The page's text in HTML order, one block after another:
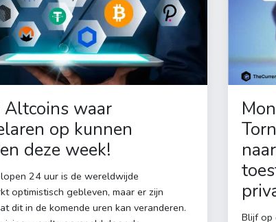
Altcoins waar
op kunnen
deze week!
24 uur is de wereldwijde
optimistisch gebleven, maar er zijn
dit in de komende uren kan veranderen.
Blijf op